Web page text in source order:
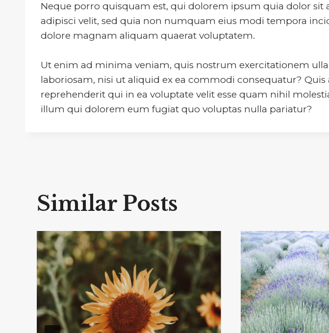
Neque porro quisquam est, qui dolorem ipsum quia dolor sit
adipisci velit, sed quia non numquam eius modi tempora
dolore magnam aliquam quaerat voluptatem.
Ut enim ad minima veniam, quis nostrum exercitationem
laboriosam, nisi ut aliquid ex ea commodi consequatur?
reprehenderit qui in ea voluptate velit esse quam nihil
illum qui dolorem eum fugiat quo voluptas nulla pariatur?
Similar Posts